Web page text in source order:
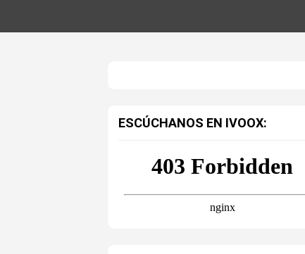
ESCÚCHANOS EN IVOOX: